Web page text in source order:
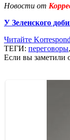
Новости от
У Зеленского
Читайте
ТЕГИ: переговоры,
Если вы заметили